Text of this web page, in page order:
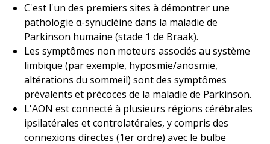
C'est l'un des premiers sites à démontrer une
pathologie α-synucléine dans la maladie de
Parkinson humaine (stade 1 de Braak).
Les symptômes non moteurs associés au système
limbique (par exemple, hyposmie/anosmie,
altérations du sommeil) sont des symptômes
prévalents et précoces de la maladie de Parkinson.
L'AON est connecté à plusieurs régions cérébrales
ipsilatérales et controlatérales, y compris des
connexions directes (1er ordre) avec le bulbe